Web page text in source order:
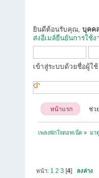
ยินดีต้อนรับคุณ, บุคค
ส่งอีเมล์ยืนยันการใช้ง
เข้าสู่ระบบด้วยชื่อผู้ใ
หน้าแรก ช่ว
เพลงพักใจดอทเน็ต » มา
หน้า: 1 2 3 [4] ลงล่าง